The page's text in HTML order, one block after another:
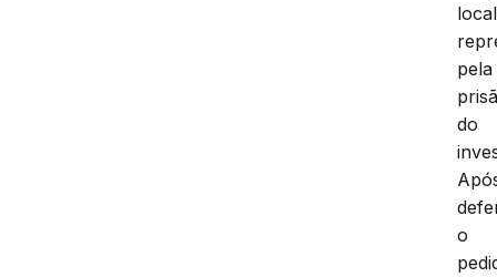
pela
do
o